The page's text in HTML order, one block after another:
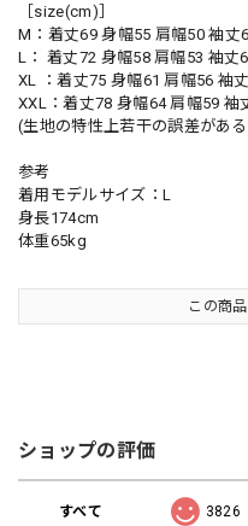
［size(cm)］
M：着丈69 身幅55 肩幅50 袖丈
L： 着丈72 身幅58 肩幅53 袖丈
XL ：着丈75 身幅61 肩幅56 袖
XXL：着丈78 身幅64 肩幅59 袖
(生地の特性上若干の誤差があ
参考
着用モデルサイズ：L
身長174cm
体重65kg
この商
ショップの評価
すべて 3826